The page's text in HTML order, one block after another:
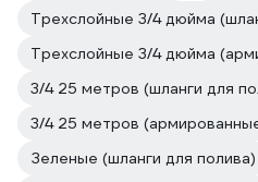
Трехслойные 3/4 дюйма
Трехслойные 3/4 дюйма
3/4 25 метров (шланги для
3/4 25 метров
Зеленые (шланги для полива)